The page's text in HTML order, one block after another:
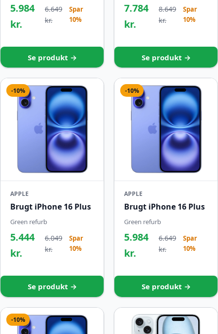
5.984
kr.
6.649
kr.
Spar
10%
Se produkt →
7.784
kr.
8.649
kr.
Spar
10%
Se produkt →
-10%
APPLE
Brugt iPhone 16 Plus
Green refurb
5.444
kr.
6.049
kr.
Spar
10%
Se produkt →
-10%
APPLE
Brugt iPhone 16 Plus
Green refurb
5.984
kr.
6.649
kr.
Spar
10%
Se produkt →
-10%